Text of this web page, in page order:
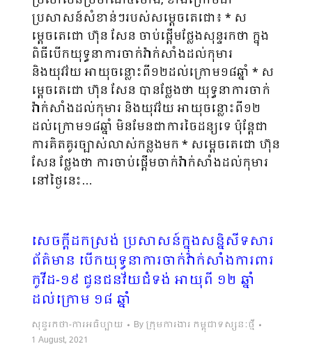
ប្រសាសន៍សំខាន់ៗរបស់សម្តេចតេជោ៖ * ស
ម្តេចតេជោ ហ៊ុន សែន ចាប់ផ្តើមថ្លែងសុន្ទរកថា ក្នុង
ពិធីបើកយុទ្ធនាការចាក់វ៉ាក់សាំងដល់កុមារ
និងយុវវ័យ អាយុចន្លោះពី១២ដល់ក្រោម១៨ឆ្នាំ * ស
ម្តេចតេជោ ហ៊ុន សែន បានថ្លែងថា យុទ្ធនាការចាក់
វ៉ាក់សាំងដល់កុមារ និងយុវវ័យ អាយុចន្លោះពី១២
ដល់ក្រោម១៨ឆ្នាំ មិនមែនជាការចៃដន្យទេ ប៉ុន្តែជា
ការគិតគូរច្បាស់លាស់កន្លងមក * សម្តេចតេជោ ហ៊ុន
សែន ថ្លែងថា ការចាប់ផ្តើមចាក់វ៉ាក់សាំងដល់កុមារ
នៅថ្ងៃនេះ…
សេចក្តីដកស្រង់ ប្រសាសន៍ក្នុងសន្និសីទសារ
ព័ត៌មាន បើកយុទ្ធនាការចាក់វ៉ាក់សាំងការពារ
កូវីដ-១៩ ជូនជនវ័យជំទង់ អាយុពី ១២ ឆ្នាំ
ដល់ក្រោម ១៨ ឆ្នាំ
សុន្ទរកថា-ការអធិប្បាយ By ក្រុមការងារ កម្ពុជាទស្សនៈថ្មី
1 August, 2021